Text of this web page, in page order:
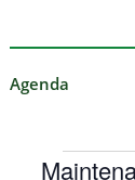
Agenda